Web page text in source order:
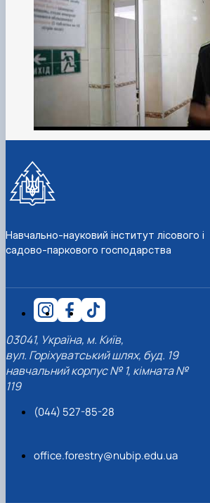
Навчально-науковий інститут лісового і
садово-паркового господарства
03041, Україна, м. Київ,
вул. Горіхуватський шлях, буд. 19
навчальний корпус № 1, кімната №
119
(044) 527-85-28
office.forestry@nubip.edu.ua